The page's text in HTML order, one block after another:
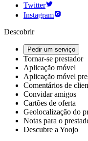
Twitter
Instagram
Descobrir
Pedir um serviço
Tornar-se prestador
Aplicação móvel
Aplicação móvel
Comentários de
Convidar amigos
Cartões de oferta
Geolocalização do
Notas para o
Descubre a Yoojo